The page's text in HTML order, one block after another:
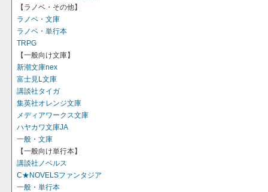
【ラノベ・その他】
ラノベ・文庫
ラノベ・単行本
TRPG
【一般向け文庫】
新潮文庫nex
富士見L文庫
講談社タイガ
集英社オレンジ文庫
メディアワークス文庫
ハヤカワ文庫JA
一般・文庫
【一般向け単行本】
講談社ノベルス
C★NOVELSファンタジア
一般・単行本